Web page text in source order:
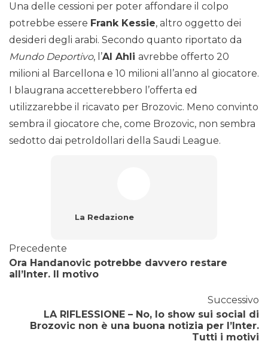
Una delle cessioni per poter affondare il colpo
potrebbe essere Frank Kessie, altro oggetto dei
desideri degli arabi. Secondo quanto riportato da
Mundo Deportivo, l’Al Ahli avrebbe offerto 20
milioni al Barcellona e 10 milioni all’anno al giocatore.
I blaugrana accetterebbero l’offerta ed
utilizzarebbe il ricavato per Brozovic. Meno convinto
sembra il giocatore che, come Brozovic, non sembra
sedotto dai petroldollari della Saudi League.
La Redazione
Precedente
Ora Handanovic potrebbe davvero restare
all’Inter. Il motivo
Successivo
LA RIFLESSIONE – No, lo show sui social di
Brozovic non è una buona notizia per l’Inter.
Tutti i motivi